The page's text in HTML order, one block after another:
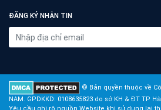
ĐĂNG KÝ NHẬN TIN
© Bản quyền thuộc về
NAM. GPDKKD: 0108635823 do sở KH & ĐT TP